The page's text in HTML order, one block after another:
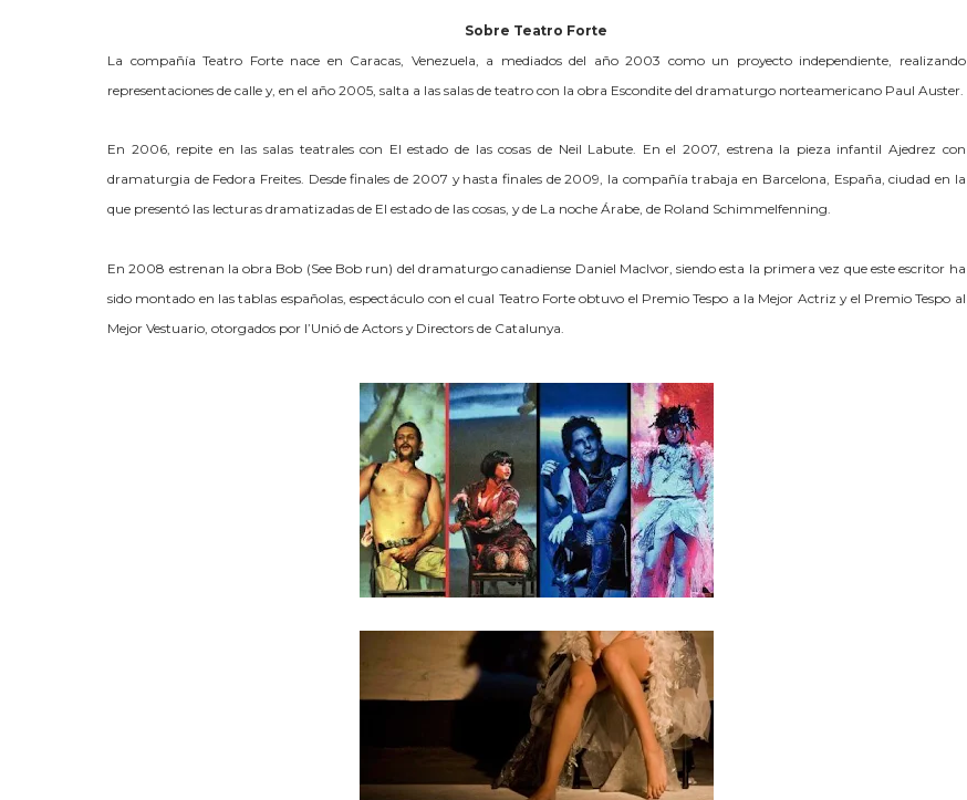
Sobre Teatro Forte
La compañía Teatro Forte nace en Caracas, Venezuela, a mediados del año 2003 como un proyecto independiente, realizando
representaciones de calle y, en el año 2005, salta a las salas de teatro con la obra Escondite del dramaturgo norteamericano Paul Auster.
En 2006, repite en las salas teatrales con El estado de las cosas de Neil Labute. En el 2007, estrena la pieza infantil Ajedrez con
dramaturgia de Fedora Freites. Desde finales de 2007 y hasta finales de 2009, la compañía trabaja en Barcelona, España, ciudad en la
que presentó las lecturas dramatizadas de El estado de las cosas, y de La noche Árabe, de Roland Schimmelfenning.
En 2008 estrenan la obra Bob (See Bob run) del dramaturgo canadiense Daniel MacIvor, siendo esta la primera vez que este escritor ha
sido montado en las tablas españolas, espectáculo con el cual Teatro Forte obtuvo el Premio Tespo a la Mejor Actriz y el Premio Tespo al
Mejor Vestuario, otorgados por l’Unió de Actors y Directors de Catalunya.